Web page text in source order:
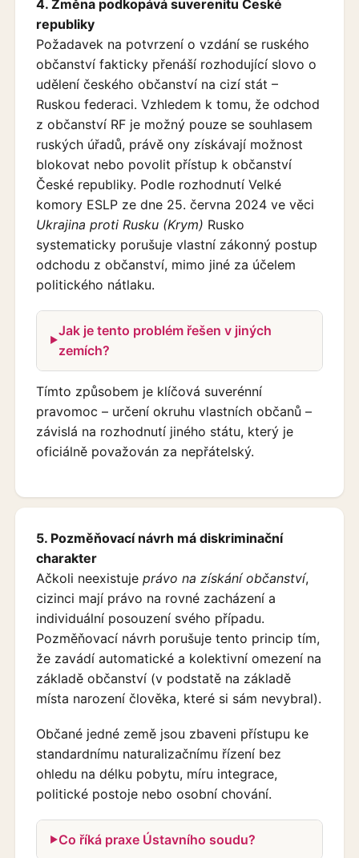
4. Změna podkopává suverenitu České
republiky
Požadavek na potvrzení o vzdání se ruského
občanství fakticky přenáší rozhodující slovo o
udělení českého občanství na cizí stát –
Ruskou federaci. Vzhledem k tomu, že odchod
z občanství RF je možný pouze se souhlasem
ruských úřadů, právě ony získávají možnost
blokovat nebo povolit přístup k občanství
České republiky. Podle rozhodnutí Velké
komory ESLP ze dne 25. června 2024 ve věci
Ukrajina proti Rusku (Krym) Rusko
systematicky porušuje vlastní zákonný postup
odchodu z občanství, mimo jiné za účelem
politického nátlaku.
Jak je tento problém řešen v jiných
zemích?
Tímto způsobem je klíčová suverénní
pravomoc – určení okruhu vlastních občanů –
závislá na rozhodnutí jiného státu, který je
oficiálně považován za nepřátelský.
5. Pozměňovací návrh má diskriminační
charakter
Ačkoli neexistuje právo na získání občanství,
cizinci mají právo na rovné zacházení a
individuální posouzení svého případu.
Pozměňovací návrh porušuje tento princip tím,
že zavádí automatické a kolektivní omezení na
základě občanství (v podstatě na základě
místa narození člověka, které si sám nevybral).
Občané jedné země jsou zbaveni přístupu ke
standardnímu naturalizačnímu řízení bez
ohledu na délku pobytu, míru integrace,
politické postoje nebo osobní chování.
Co říká praxe Ústavního soudu?